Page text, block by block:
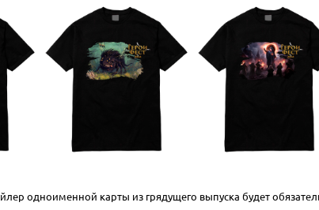
одноименной карты из грядущего выпуска будет